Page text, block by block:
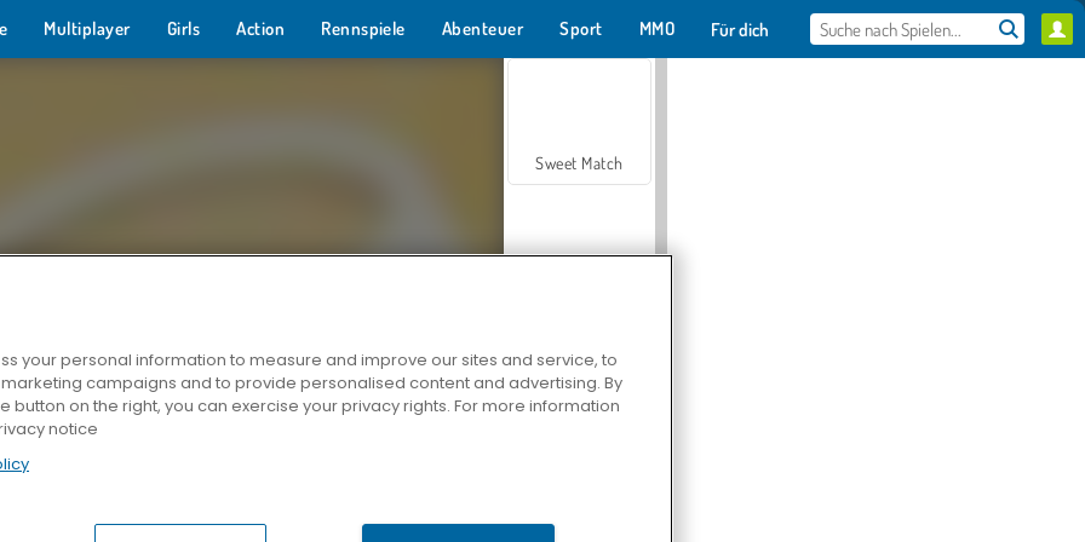
Multiplayer Girls Action Rennspiele Abenteuer Sport MMO Für dich
Sweet Match
Zen Solitaire
your personal information to measure and improve our sites and service, to
campaigns and to provide personalised content and advertising. By
button on the right, you can exercise your privacy rights. For more information
notice